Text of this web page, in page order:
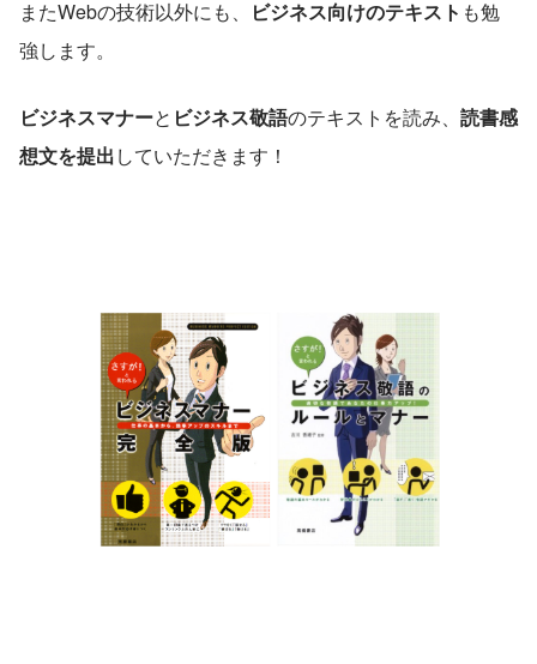
またWebの技術以外にも、 ビジネス向けのテキスト も勉
強します。
ビジネスマナーと ビジネス敬語のテキストを読み、 読書感
想文を提出していただきます！